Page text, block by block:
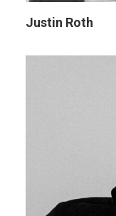
Justin Roth